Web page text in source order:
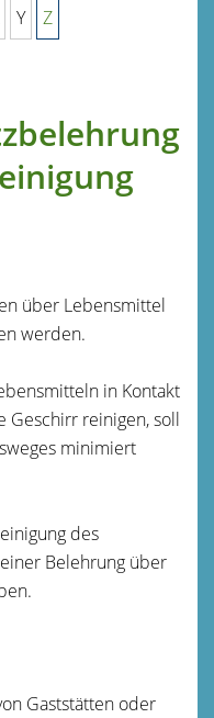
Y Z
über Lebensmittel
werden.
in Kontakt
Geschirr reinigen, soll
minimiert
des
Belehrung über
Gaststätten oder